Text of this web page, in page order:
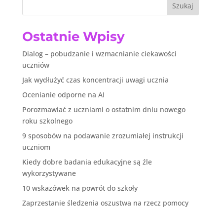
Szukaj
Ostatnie Wpisy
Dialog – pobudzanie i wzmacnianie ciekawości
uczniów
Jak wydłużyć czas koncentracji uwagi ucznia
Ocenianie odporne na AI
Porozmawiać z uczniami o ostatnim dniu nowego
roku szkolnego
9 sposobów na podawanie zrozumiałej instrukcji
uczniom
Kiedy dobre badania edukacyjne są źle
wykorzystywane
10 wskazówek na powrót do szkoły
Zaprzestanie śledzenia oszustwa na rzecz pomocy